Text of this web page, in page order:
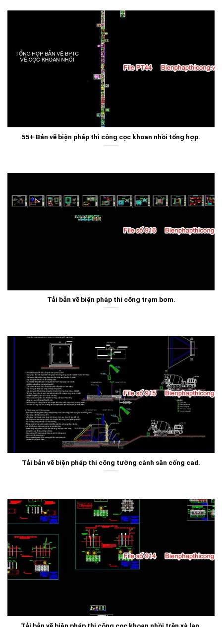
55+ Bản vẽ biện pháp thi công cọc khoan nhồi tổng hợp.
Tải bản vẽ biện pháp thi công trạm bơm.
Tải bản vẽ biện pháp thi công tường cánh sân cống cad.
Tải bản vẽ biện pháp thi công cọc khoan nhồi trên xà lan.